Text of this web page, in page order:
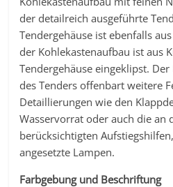
der detailreich ausgeführte
Tendergehäuse ist ebenfalls
der Kohlekastenaufbau ist aus
Tendergehäuse eingeklipst.
des Tenders offenbart weitere
Detaillierungen wie den
Wasservorrat oder auch die an
berücksichtigten
angesetzte Lampen.
Farbgebung und Beschriftung